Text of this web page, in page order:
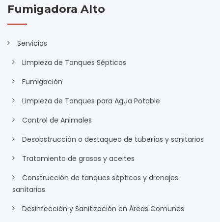
Fumigadora Alto
Servicios
Limpieza de Tanques Sépticos
Fumigación
Limpieza de Tanques para Agua Potable
Control de Animales
Desobstrucción o destaqueo de tuberías y sanitarios
Tratamiento de grasas y aceites
Construcción de tanques sépticos y drenajes
sanitarios
Desinfección y Sanitización en Áreas Comunes